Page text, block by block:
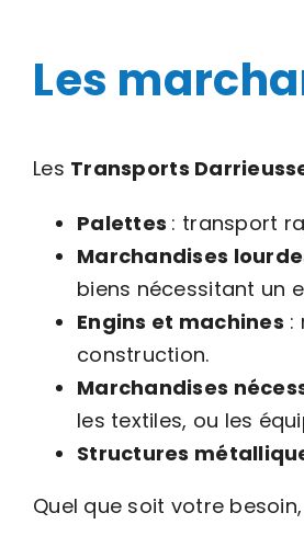
Les
Les Transports
Palettes : transport
Marchandises
biens nécessitant un
Engins et machines :
construction.
Marchandises
les textiles, ou les
Structures
Quel que soit votre